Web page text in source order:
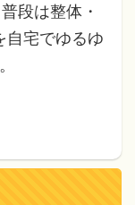
段は整体・
自宅でゆるゆ